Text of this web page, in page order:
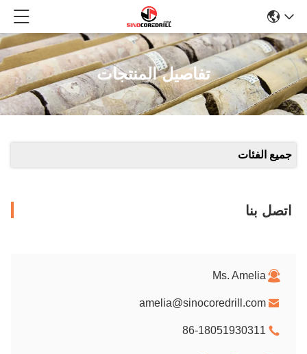
تفاصيل المنتجات
جميع الفئات
اتصل بنا
Ms. Amelia
amelia@sinocoredrill.com
86-18051930311